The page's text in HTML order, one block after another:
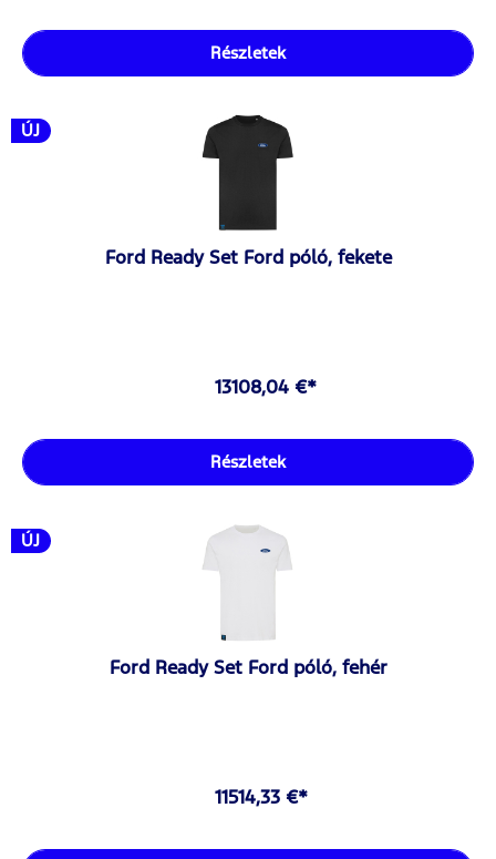
Részletek
ÚJ
Ford Ready Set Ford póló, fekete
13108,04 €*
Részletek
ÚJ
Ford Ready Set Ford póló, fehér
11514,33 €*